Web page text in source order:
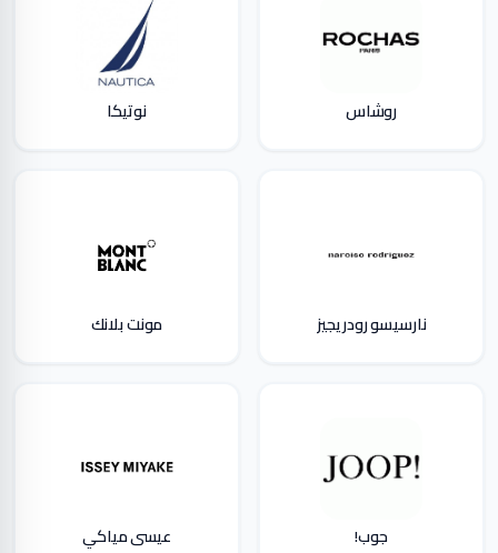
روشاس نوتيكا
نارسيسو رودريجيز مونت بلانك
جوب! عيسى مياكي